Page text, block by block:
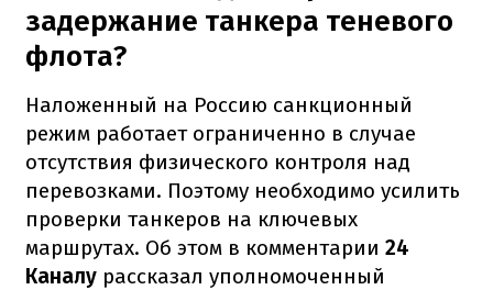
задержание танкера теневого
флота?
Наложенный на Россию санкционный
режим работает ограниченно в случае
отсутствия физического контроля над
перевозками. Поэтому необходимо усилить
проверки танкеров на ключевых
маршрутах. Об этом в комментарии 24
Каналу рассказал уполномоченный